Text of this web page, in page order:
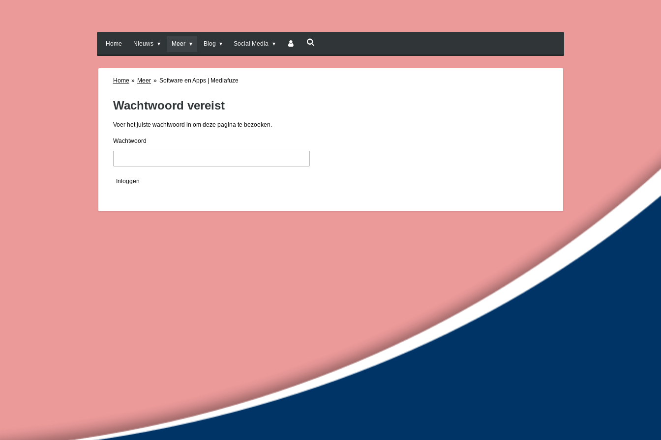
Home Nieuws Meer Blog Social Media
Home » Meer » Software en Apps | Mediafuze
Wachtwoord vereist
Voer het juiste wachtwoord in om deze pagina te bezoeken.
Wachtwoord
Inloggen